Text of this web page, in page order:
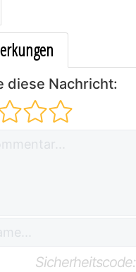
diese Nachricht:
Sicherheitscode: